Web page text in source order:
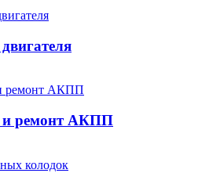
и ремонт АКПП